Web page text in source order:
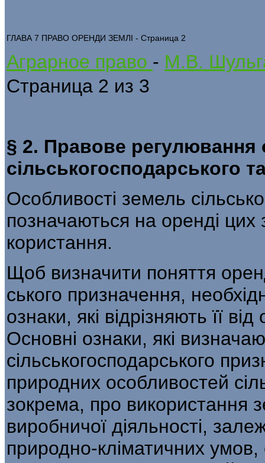
ГЛАВА 7 ПРАВО ОРЕНДИ ЗЕМЛІ - Страница 2
Аграрное право - М.В.
Страница 2 из 3
§ 2. Правове регулювання
сільськогосподарського
Особливості земель
позначаються на оренді
користання.
Щоб визначити поняття
ського призначення,
озна­ки, які відрізняють її
Ос­новні ознаки, які
сільськогосподар­ського
природних особливостей
зокрема, про використання
виробничої діяльності,
природно-кліматичних